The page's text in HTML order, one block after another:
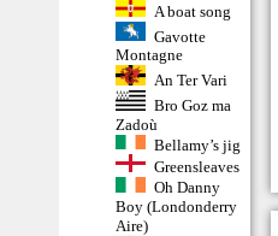
A boat song
Gavotte
Montagne
An Ter Vari
Bro Goz ma
Zadoù
Bellamy’s jig
Greensleaves
Oh Danny
Boy (Londonderry
Aire)